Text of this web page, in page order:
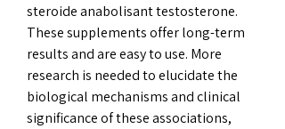
steroide anabolisant testosterone.
These supplements offer long-term
results and are easy to use. More
research is needed to elucidate the
biological mechanisms and clinical
significance of these associations,